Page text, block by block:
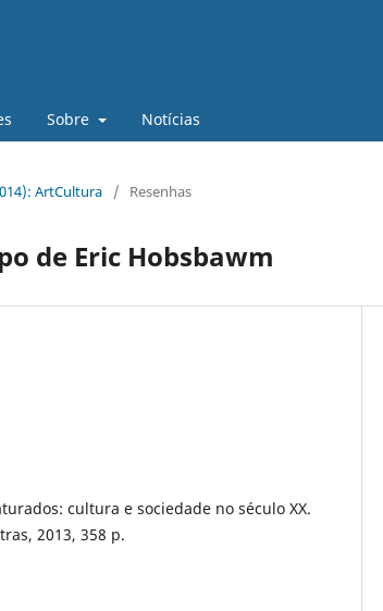
Sobre Notícias
ArtCultura / Resenhas
de Eric Hobsbawm
cultura e sociedade no século XX.
2013, 358 p.